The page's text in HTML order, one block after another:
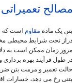
مصالح
بتن یک ماده مقاوم است که
دراز تحت شرایط محیطی
مرور زمان ممکن است به
در طول فرآیند بهره‌
حالت تعمیر و مرمت بتن
بتنی رخ می دهد، خسارات